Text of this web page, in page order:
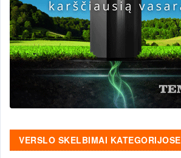
VERSLO SKELBIMAI KATEGORIJOSE